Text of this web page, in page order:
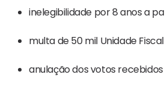
inelegibilidade por 8 anos a
multa de 50 mil Unidade
anulação dos votos